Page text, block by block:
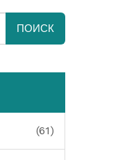
ПОИСК
(61)